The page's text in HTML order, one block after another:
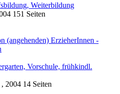
Weiterbildung
151 Seiten
(angehenden) ErzieherInnen -
Vorschule, frühkindl.
2004 14 Seiten